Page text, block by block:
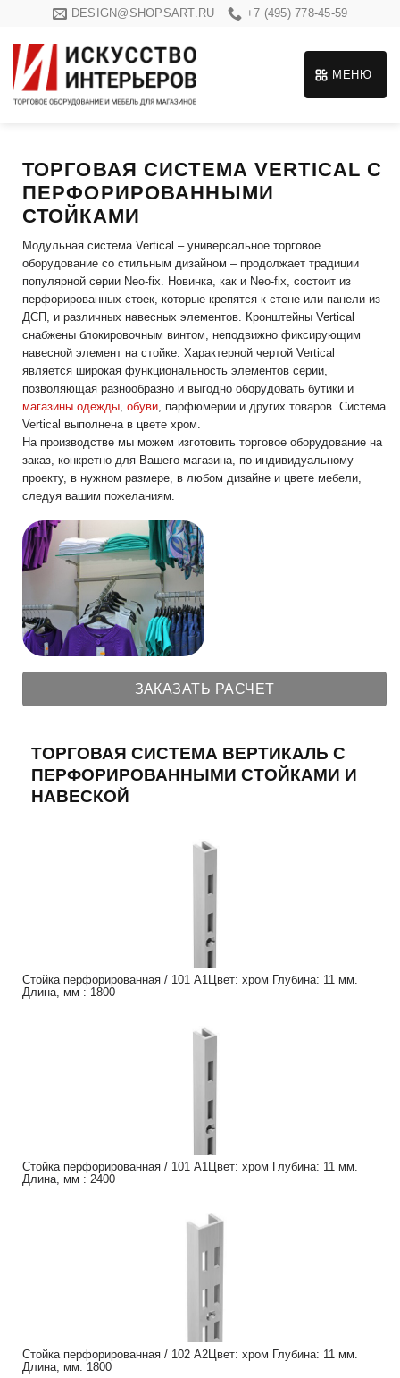
content
DESIGN@SHOPSART.RU +7 (495) 778-45-59
МЕНЮ
ТОРГОВАЯ СИСТЕМА VERTICAL С
ПЕРФОРИРОВАННЫМИ
СТОЙКАМИ
Модульная система Vertical – универсальное торговое
оборудование со стильным дизайном – продолжает традиции
популярной серии Neo-fix. Новинка, как и Neo-fix, состоит из
перфорированных стоек, которые крепятся к стене или панели из
ДСП, и различных навесных элементов. Кронштейны Vertical
снабжены блокировочным винтом, неподвижно фиксирующим
навесной элемент на стойке. Характерной чертой Vertical
является широкая функциональность элементов серии,
позволяющая разнообразно и выгодно оборудовать бутики и
магазины одежды, обуви, парфюмерии и других товаров. Система
Vertical выполнена в цвете хром.
На производстве мы можем изготовить торговое оборудование на
заказ, конкретно для Вашего магазина, по индивидуальному
проекту, в нужном размере, в любом дизайне и цвете мебели,
следуя вашим пожеланиям.
ЗАКАЗАТЬ РАСЧЕТ
ТОРГОВАЯ СИСТЕМА ВЕРТИКАЛЬ С
ПЕРФОРИРОВАННЫМИ СТОЙКАМИ И
НАВЕСКОЙ
Стойка перфорированная / 101 A1Цвет: хром Глубина: 11 мм.
Длина, мм : 1800
Стойка перфорированная / 101 A1Цвет: хром Глубина: 11 мм.
Длина, мм : 2400
Стойка перфорированная / 102 A2Цвет: хром Глубина: 11 мм.
Длина, мм: 1800